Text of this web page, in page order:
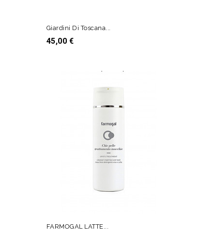
Giardini Di Toscana...
Prezzo
45,00 €
AGGIUNGI AL CARRELLO
FARMOGAL LATTE...